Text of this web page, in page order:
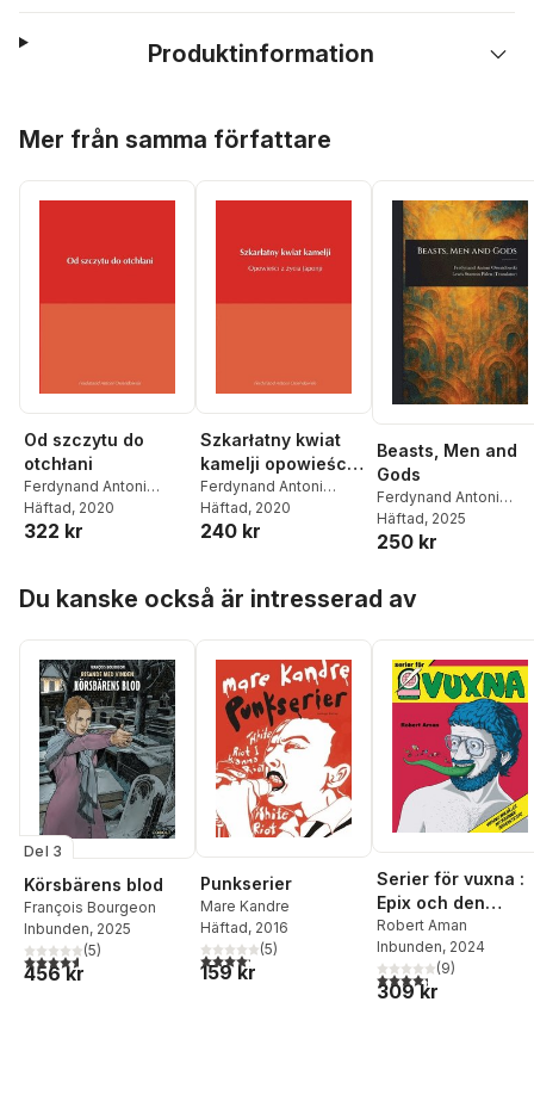
Produktinformation
Mer från samma författare
Od szczytu do
otchłani
Ferdynand Antoni
Ossendowski
Häftad, 2020
322 kr
Szkarłatny kwiat
kamelji opowieści z
życia Japonji
Ferdynand Antoni
Ossendowski
Häftad, 2020
240 kr
Beasts, Men and
Gods
Ferdynand Antoni
Ossendowski
Stanton Palen
Häftad, 2025
250 kr
Du kanske också är intresserad av
Del 3
Körsbärens blod
François Bourgeon
Inbunden, 2025
4,6utav 5 stjärnor. Totalt antal röster:
(5)
456 kr
Punkserier
Mare Kandre
Häftad, 2016
4,2utav 5 stjärnor. Totalt antal röster:
(5)
159 kr
Serier för vuxna :
Epix och den
svenska
serierevolutionen
Robert Aman
Inbunden, 2024
4,3utav 5 stjärnor.
(9)
309 kr